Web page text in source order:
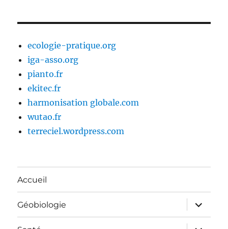
ecologie-pratique.org
iga-asso.org
pianto.fr
ekitec.fr
harmonisation globale.com
wutao.fr
terreciel.wordpress.com
Accueil
Géobiologie
ouvrir
le
sous-
menu
ouvrir